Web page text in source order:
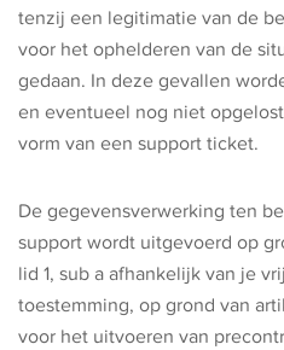
tenzij een legitimatie van de
voor het ophelderen van de
gedaan. In deze gevallen
en eventueel nog niet
vorm van een support ticket.
De gegevensverwerking ten
support wordt uitgevoerd op
lid 1, sub a afhankelijk van je
toestemming, op grond van
voor het uitvoeren van